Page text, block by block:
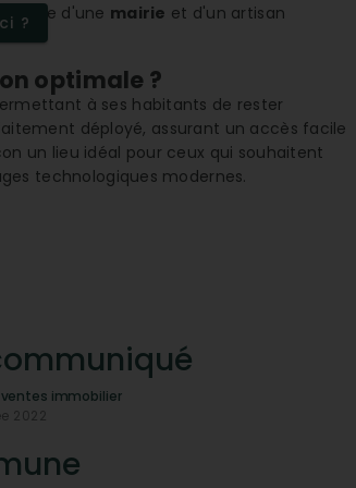
d'une mairie et d'un artisan
?
optimale ?
à ses habitants de rester
déployé, assurant un accès facile
un lieu idéal pour ceux qui souhaitent
technologiques modernes.
extérieures
en quête d'air pur et de paysages
elle ?
Les équipements sportifs
physiques. Bien que le village soit de
autour d'intérêts communs, renforçant
immobilier
2022